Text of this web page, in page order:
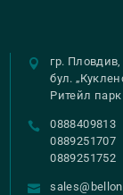
on
the
гр. Пловдив,
бул.
Ритейл парк
0888409813
0889251707
0889251752